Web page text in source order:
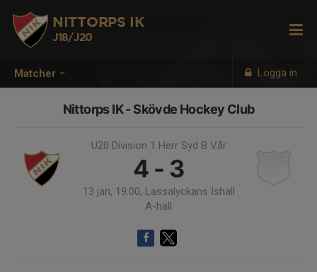
Matcher Logga in
NITTORPS IK
J18/J20
Nittorps IK - Skövde Hockey Club
U20 Division 1 Herr Syd B Vår
4 - 3
13 jan, 19:00, Lassalyckans Ishall
A-hall